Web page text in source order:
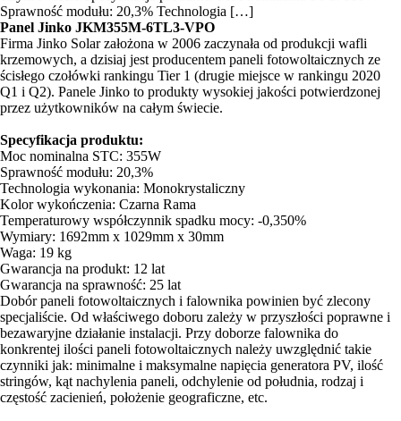
Sprawność modułu: 20,3% Technologia […]
Panel Jinko JKM355M-6TL3-VPO
Firma Jinko Solar założona w 2006 zaczynała od produkcji wafli
krzemowych, a dzisiaj jest producentem paneli fotowoltaicznych ze
ścisłego czołówki rankingu Tier 1 (drugie miejsce w rankingu 2020
Q1 i Q2). Panele Jinko to produkty wysokiej jakości potwierdzonej
przez użytkowników na całym świecie.
Specyfikacja produktu:
Moc nominalna STC: 355W
Sprawność modułu: 20,3%
Technologia wykonania: Monokrystaliczny
Kolor wykończenia: Czarna Rama
Temperaturowy współczynnik spadku mocy: -0,350%
Wymiary: 1692mm x 1029mm x 30mm
Waga: 19 kg
Gwarancja na produkt: 12 lat
Gwarancja na sprawność: 25 lat
Dobór paneli fotowoltaicznych i falownika powinien być zlecony
specjaliście. Od właściwego doboru zależy w przyszłości poprawne i
bezawaryjne działanie instalacji. Przy doborze falownika do
konkrentej ilości paneli fotowoltaicznych należy uwzględnić takie
czynniki jak: minimalne i maksymalne napięcia generatora PV, ilość
stringów, kąt nachylenia paneli, odchylenie od południa, rodzaj i
częstość zacienień, położenie geograficzne, etc.